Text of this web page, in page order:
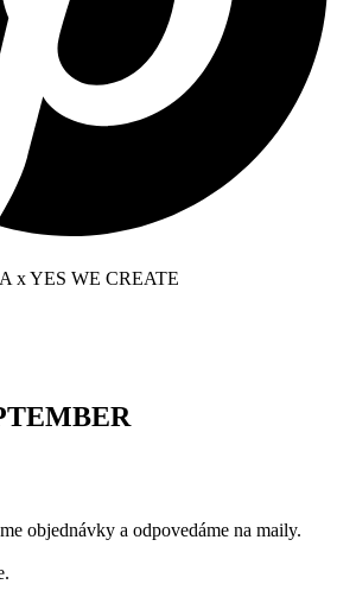
x YES WE CREATE
objednávky a odpovedáme na maily.